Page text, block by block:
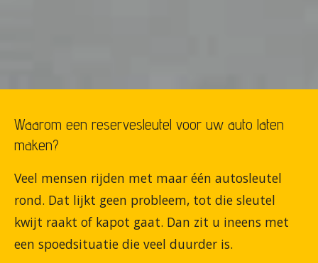
Waarom een reservesleutel voor uw auto laten
maken?
Veel mensen rijden met maar één autosleutel
rond. Dat lijkt geen probleem, tot die sleutel
kwijt raakt of kapot gaat. Dan zit u ineens met
een spoedsituatie die veel duurder is.